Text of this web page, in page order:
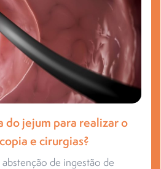
do jejum para realizar o
e cirurgias?
de ingestão de